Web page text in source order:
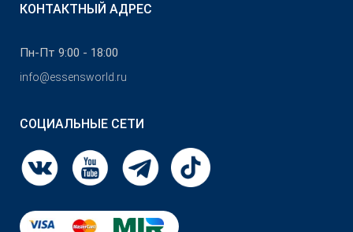
КОНТАКТНЫЙ АДРЕС
Пн-Пт 9:00 - 18:00
info@essensworld.ru
СОЦИАЛЬНЫЕ СЕТИ